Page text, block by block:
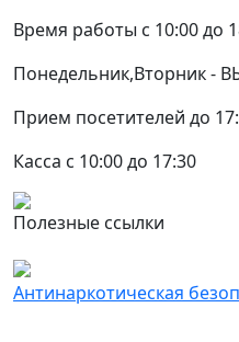
Время работы с 10:00 до
Понедельник,Вторник -
Прием посетителей до
Касса с 10:00 до 17:30
Полезные ссылки
Антинаркотическая